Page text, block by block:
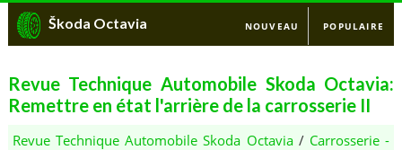
Škoda Octavia NOUVEAU POPULAIRE
Revue Technique Automobile Skoda Octavia:
Remettre en état l'arrière de la carrosserie II
Revue Technique Automobile Skoda Octavia/ Carrosserie -